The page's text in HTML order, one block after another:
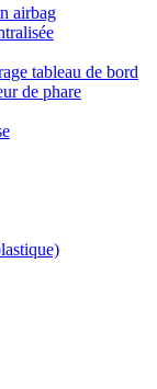
airbag
tableau de bord
de phare